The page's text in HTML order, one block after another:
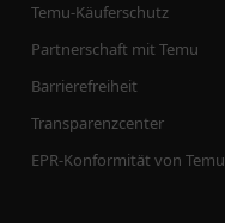
Temu-Käuferschutz
Partnerschaft mit Temu
Barrierefreiheit
Transparenzcenter
EPR-Konformität von Temu